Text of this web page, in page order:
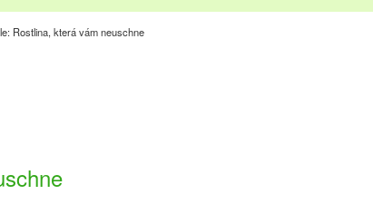
Rostlina, která vám neuschne